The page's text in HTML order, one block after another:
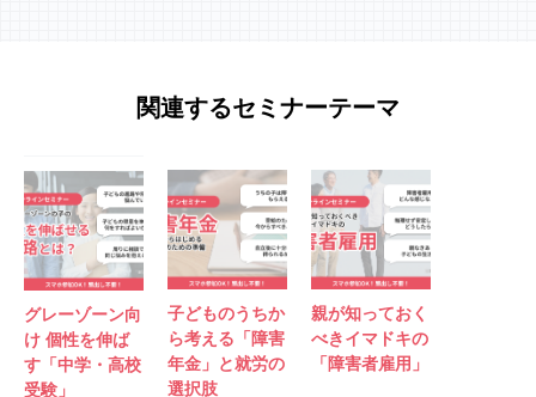
関連するセミナーテーマ
グレーゾーン向
け 個性を伸ば
す「中学・高校
受験」
子どものうちか
ら考える「障害
年金」と就労の
選択肢
親が知っておく
べきイマドキの
「障害者雇用」